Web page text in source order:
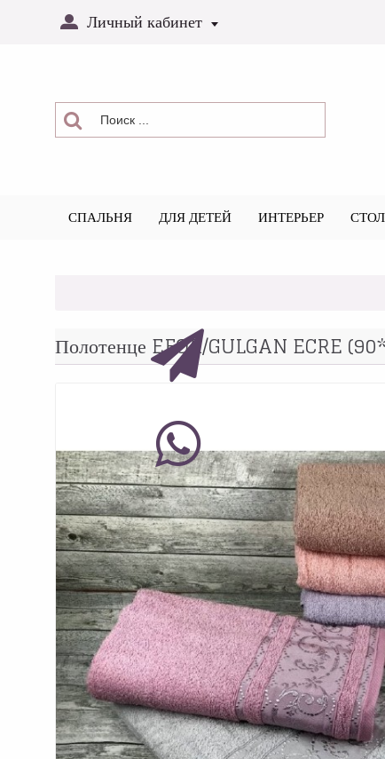
Личный кабинет
СПАЛЬНЯ ДЛЯ ДЕТЕЙ ИНТЕРЬЕР
Полотенце EFOR/GULGAN ECRE